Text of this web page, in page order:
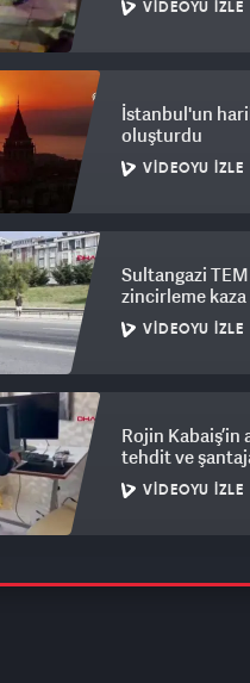
VIDEOYU İZLE
İstanbul'un
oluşturdu
VIDEOYU İZLE
Sultangazi TEM
zincirleme kaza
VIDEOYU İZLE
Rojin
tehdit ve
VIDEOYU İZLE